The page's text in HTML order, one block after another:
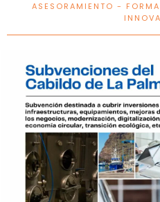
ASESORAMIENTO -